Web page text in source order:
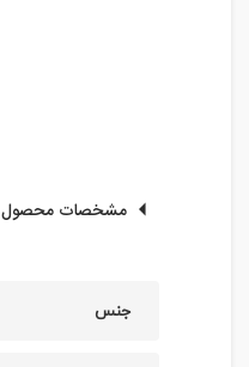
مشخصات محصول
جنس